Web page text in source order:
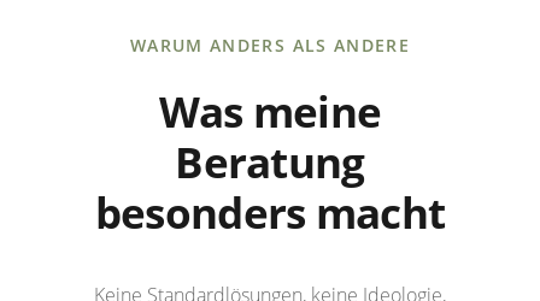
WARUM ANDERS ALS ANDERE
Was meine
Beratung
besonders macht
Keine Standardlösungen, keine Ideologie,